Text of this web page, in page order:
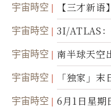
宇宙時空
【三才新
新启示
宇宙時空 3I/ATLAS：
宇宙時空 南半球天空
宇宙時空
「独家」
世；希腊僧
宇宙時空
6月1日星期